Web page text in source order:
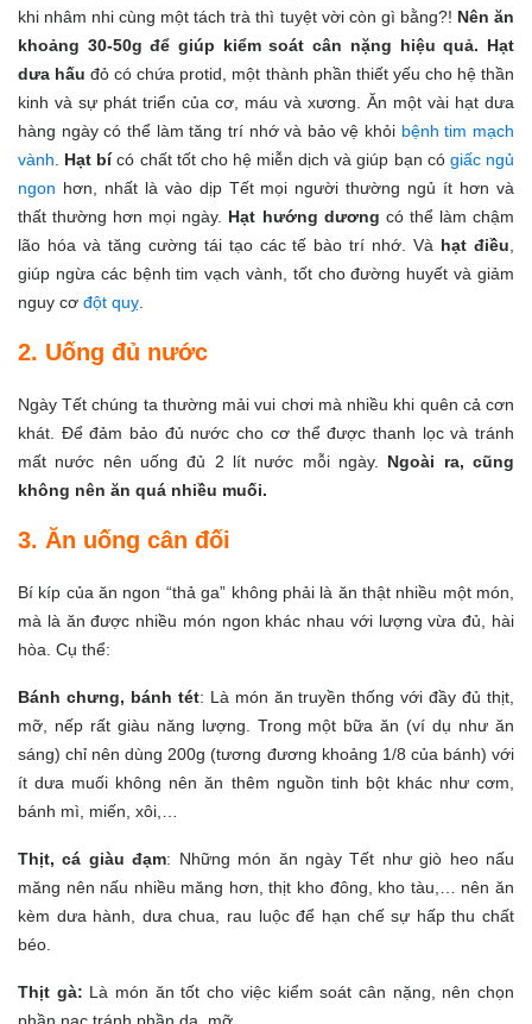
khi nhâm nhi cùng một tách trà thì tuyệt vời còn gì bằng?! Nên ăn
khoảng 30-50g để giúp kiểm soát cân nặng hiệu quả. Hạt
dưa hấu đỏ có chứa protid, một thành phần thiết yếu cho hệ thần
kinh và sự phát triển của cơ, máu và xương. Ăn một vài hạt dưa
hàng ngày có thể làm tăng trí nhớ và bảo vệ khỏi bệnh tim mạch
vành. Hạt bícó chất tốt cho hệ miễn dịch và giúp bạn có giấc ngủ
ngon hơn, nhất là vào dịp Tết mọi người thường ngủ ít hơn và
thất thường hơn mọi ngày. Hạt hướng dương có thể làm chậm
lão hóa và tăng cường tái tạo các tế bào trí nhớ. Và hạt điều,
giúp ngừa các bệnh tim vạch vành, tốt cho đường huyết và giảm
nguy cơ đột quỵ.
2. Uống đủ nước
Ngày Tết chúng ta thường mải vui chơi mà nhiều khi quên cả cơn
khát. Để đảm bảo đủ nước cho cơ thể được thanh lọc và tránh
mất nước nên uống đủ 2 lít nước mỗi ngày. Ngoài ra, cũng
không nên ăn quá nhiều muối.
3. Ăn uống cân đối
Bí kíp của ăn ngon “thả ga” không phải là ăn thật nhiều một món,
mà là ăn được nhiều món ngon khác nhau với lượng vừa đủ, hài
hòa. Cụ thể:
Bánh chưng, bánh tét: Là món ăn truyền thống với đầy đủ thịt,
mỡ, nếp rất giàu năng lượng. Trong một bữa ăn (ví dụ như ăn
sáng) chỉ nên dùng 200g (tương đương khoảng 1/8 của bánh) với
ít dưa muối không nên ăn thêm nguồn tinh bột khác như cơm,
bánh mì, miến, xôi,…
Thịt, cá giàu đạm: Những món ăn ngày Tết như giò heo nấu
măng nên nấu nhiều măng hơn, thịt kho đông, kho tàu,… nên ăn
kèm dưa hành, dưa chua, rau luộc để hạn chế sự hấp thu chất
béo.
Thịt gà: Là món ăn tốt cho việc kiểm soát cân nặng, nên chọn